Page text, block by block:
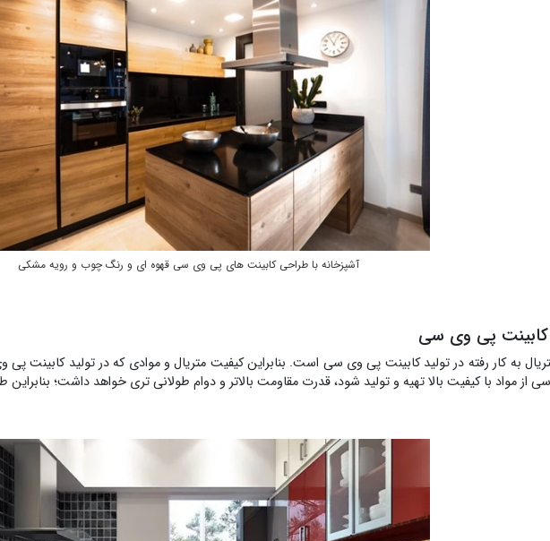
آشپزخانه با طراحی کابینت های پی وی سی قهوه ای و رنگ چوب و رویه مشکی
کابینت پی وی سی
به‌ کار رفته در تولید کابینت پی وی سی است. بنابراین کیفیت متریال و موادی که در تولید
مواد با کیفیت بالا تهیه و تولید شود، قدرت مقاومت بالاتر و دوام طولانی ‌تری خواهد داشت؛ بنابراین